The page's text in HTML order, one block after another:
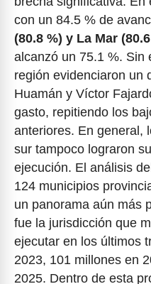
con un 84.5 % de
(80.8 %) y La Mar
alcanzó un 75.1 %. Sin
región evidenciaron un
Huamán y Víctor
gasto, repitiendo los
anteriores. En general,
sur tampoco lograron
ejecución. El análisis
124 municipios
un panorama aún más
fue la jurisdicción que
ejecutar en los últimos
2023, 101 millones en
2025. Dentro de esta